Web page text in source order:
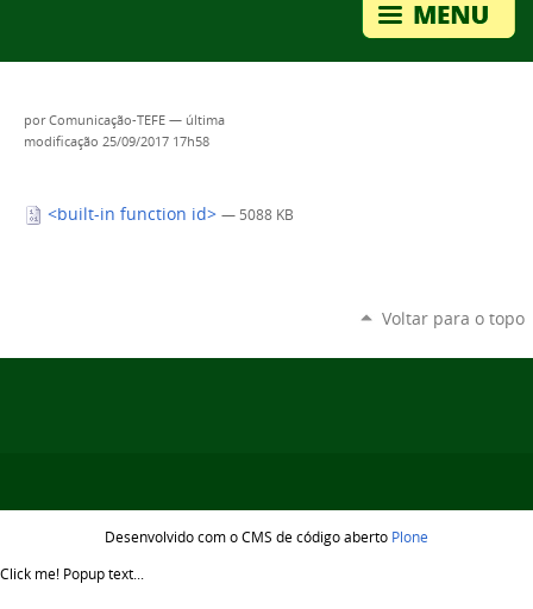
porComunicação-TEFE — última
modificação 25/09/2017 17h58
<built-in function id> — 5088 KB
Voltar para o topo
Desenvolvido com o CMS de código aberto Plone
Click me! Popup text...